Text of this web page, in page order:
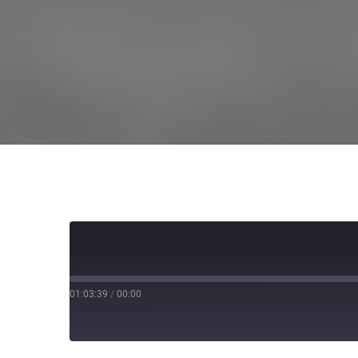
00:00
/
01:03:39